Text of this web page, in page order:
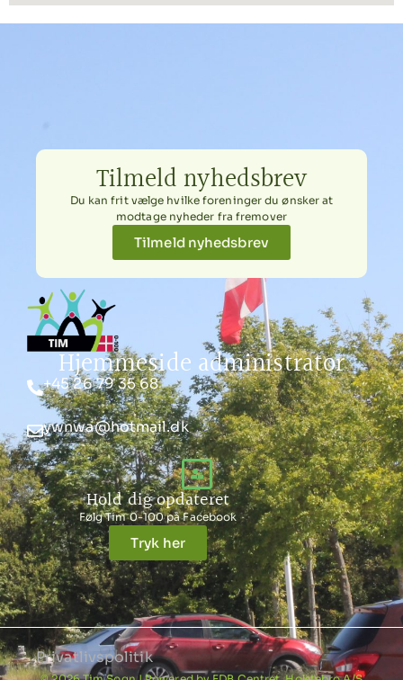
Hjemmeside administrator
+45 26 79 35 68
ywnwa@hotmail.dk
Hold dig opdateret
Følg Tim 0-100 på Facebook
Tryk her
Tilmeld nyhedsbrev
Du kan frit vælge hvilke foreninger du ønsker at
modtage nyheder fra fremover
Tilmeld nyhedsbrev
Privatlivspolitik